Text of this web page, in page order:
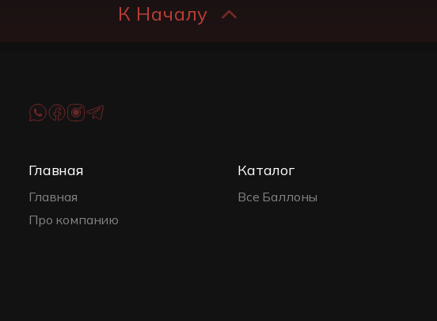
К Началу
Главная
Главная
Про компанию
Каталог
Все Баллоны